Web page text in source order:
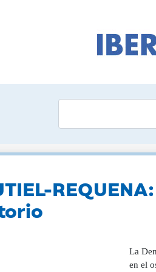
La
en el